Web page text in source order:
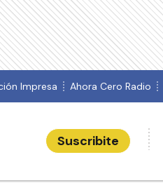
Impresa Ahora Cero Radio
Suscribite